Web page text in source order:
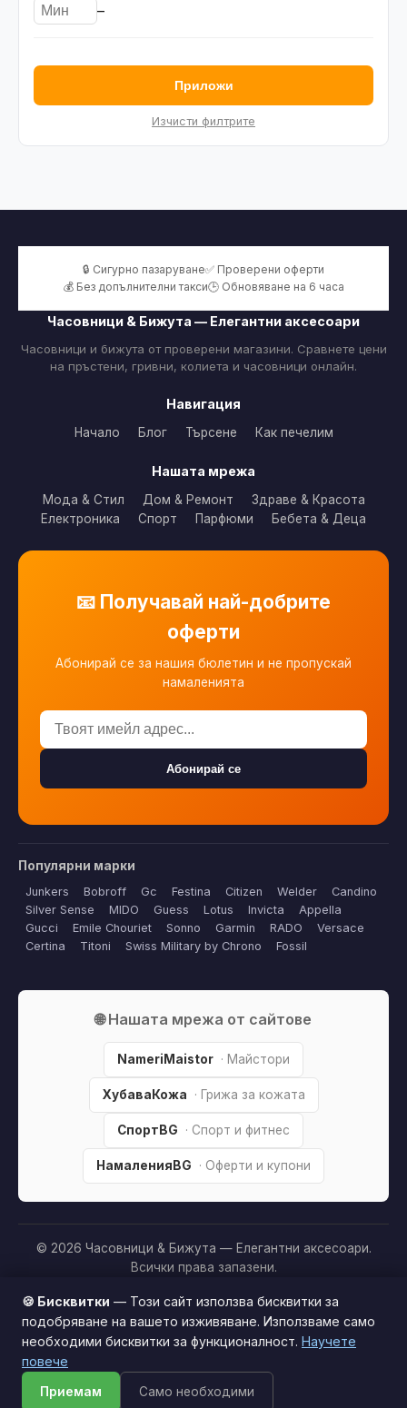
–
Приложи
Изчисти филтрите
🔒 Сигурно пазаруване✅ Проверени оферти
💰 Без допълнителни такси🕒 Обновяване на 6 часа
Часовници & Бижута — Елегантни аксесоари
Часовници и бижута от проверени магазини. Сравнете цени
на пръстени, гривни, колиета и часовници онлайн.
Навигация
Начало Блог Търсене Как печелим
Нашата мрежа
Мода & Стил Дом & Ремонт
Здраве & Красота
Електроника
Спорт Парфюми Бебета & Деца
📧 Получавай най-добрите
оферти
Абонирай се за нашия бюлетин и не пропускай
намаленията
Абонирай се
Популярни марки
Junkers Bobroff Gc Festina Citizen Welder
Candino
Silver Sense
MIDO Guess Lotus Invicta
Appella
Gucci
Emile Chouriet Sonno Garmin RADO
Versace
Certina
Titoni Swiss Military by Chrono Fossil
🌐 Нашата мрежа от сайтове
NameriMaistor · Майстори
ХубаваКожа · Грижа за кожата
СпортBG · Спорт и фитнес
НамаленияBG · Оферти и купони
© 2026 Часовници & Бижута — Елегантни аксесоари.
Всички права запазени.
Партньорско разкриване:
Този сайт е независим и
съдържа партньорски (affiliate) линкове. Когато купите
продукт през тях, може да получим малка комисиона от
това да оскъпява покупката за вас. Това
ни помага да поддържаме сайта безплатен.
печелим »
Този сайт използва бисквитки за по-добро
Приемам
🍪 Бисквитки — Този сайт използва бисквитки за
подобряване на вашето изживяване. Използваме само
необходими бисквитки за функционалност. Научете
повече
Приемам Само необходими